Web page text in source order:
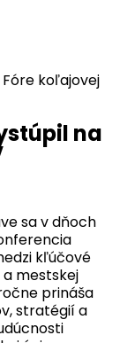
koľajovej
na
sa v dňoch
kľúčové
mestskej
prináša
stratégií a